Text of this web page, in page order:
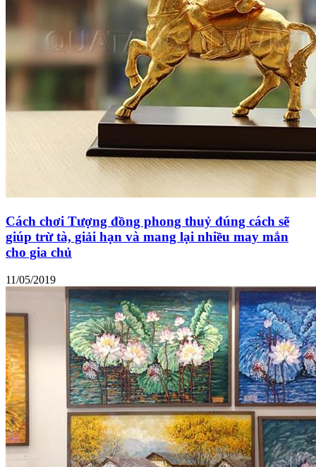
Cách chơi Tượng đồng phong thuỷ đúng cách sẽ
giúp trừ tà, giải hạn và mang lại nhiều may mắn
cho gia chủ
11/05/2019